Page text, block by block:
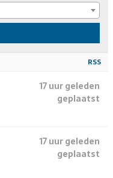
RSS
17 uur geleden
geplaatst
17 uur geleden
geplaatst